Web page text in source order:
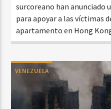
surcoreano han anunciado
para apoyar a las víctimas
apartamento en Hong
VENEZUELA